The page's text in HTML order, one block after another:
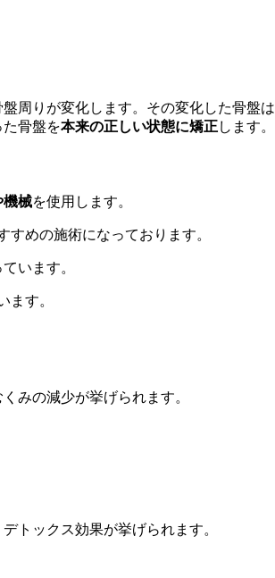
周りが変化します。その変化した骨盤は
骨盤を本来の正しい状態に矯正します。
機械を使用します。
すめの施術になっております。
います。
ます。
みの減少が挙げられます。
トックス効果が挙げられます。